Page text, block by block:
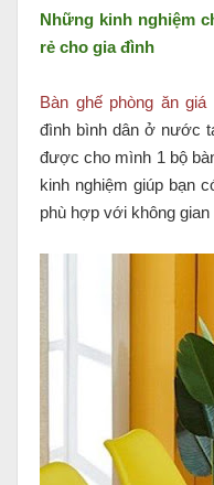
Những kinh nghiệm
rẻ cho gia đình
Bàn ghế phòng ăn giá
đình bình dân ở nước
được cho mình 1 bộ
kinh nghiệm giúp bạn
phù hợp với không gian